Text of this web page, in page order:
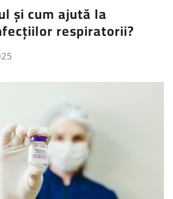
și cum ajută la
respiratorii?